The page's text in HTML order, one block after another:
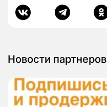
Новости партнеров